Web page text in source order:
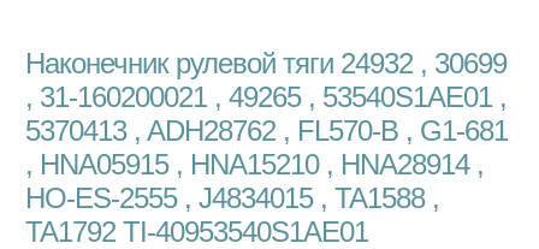
Наконечник рулевой тяги 24932 , 30699
, 31-160200021 , 49265 , 53540S1AE01 ,
5370413 , ADH28762 , FL570-B , G1-681
, HNA05915 , HNA15210 , HNA28914 ,
HO-ES-2555 , J4834015 , TA1588 ,
TA1792 TI-40953540S1AE01